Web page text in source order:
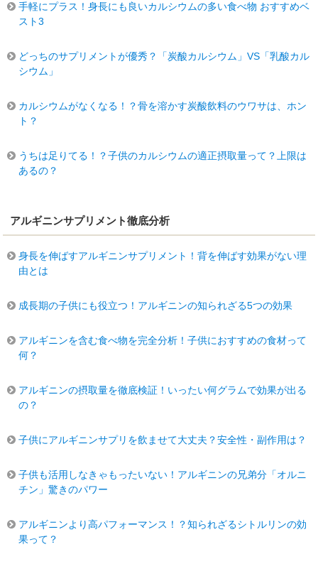
手軽にプラス！身長にも良いカルシウムの多い食べ物 おすすめベ
スト3
どっちのサプリメントが優秀？「炭酸カルシウム」VS「乳酸カル
シウム」
カルシウムがなくなる！？骨を溶かす炭酸飲料のウワサは、ホン
ト？
うちは足りてる！？子供のカルシウムの適正摂取量って？上限は
あるの？
アルギニンサプリメント徹底分析
身長を伸ばすアルギニンサプリメント！背を伸ばす効果がない理
由とは
成長期の子供にも役立つ！アルギニンの知られざる5つの効果
アルギニンを含む食べ物を完全分析！子供におすすめの食材って
何？
アルギニンの摂取量を徹底検証！いったい何グラムで効果が出る
の？
子供にアルギニンサプリを飲ませて大丈夫？安全性・副作用は？
子供も活用しなきゃもったいない！アルギニンの兄弟分「オルニ
チン」驚きのパワー
アルギニンより高パフォーマンス！？知られざるシトルリンの効
果って？